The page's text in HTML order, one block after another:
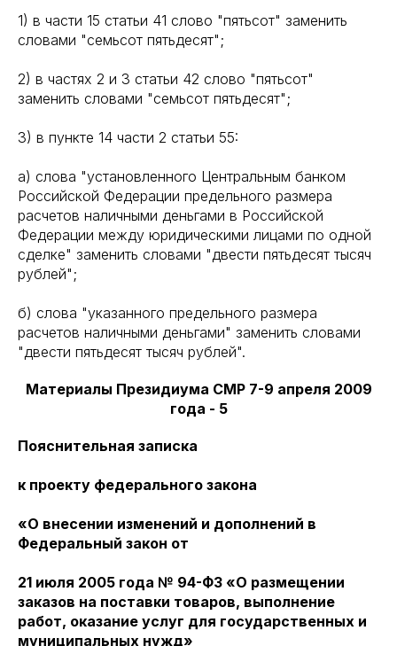
1) в части 15 статьи 41 слово "пятьсот" заменить
словами "семьсот пятьдесят";
2) в частях 2 и 3 статьи 42 слово "пятьсот"
заменить словами "семьсот пятьдесят";
3) в пункте 14 части 2 статьи 55:
а) слова "установленного Центральным банком
Российской Федерации предельного размера
расчетов наличными деньгами в Российской
Федерации между юридическими лицами по одной
сделке" заменить словами "двести пятьдесят тысяч
рублей";
б) слова "указанного предельного размера
расчетов наличными деньгами" заменить словами
"двести пятьдесят тысяч рублей".
Материалы Президиума СМР 7-9 апреля 2009
года - 5
Пояснительная записка
к проекту федерального закона
«О внесении изменений и дополнений в
Федеральный закон от
21 июля 2005 года № 94-ФЗ «О размещении
заказов на поставки товаров, выполнение
работ, оказание услуг для государственных и
муниципальных нужд»